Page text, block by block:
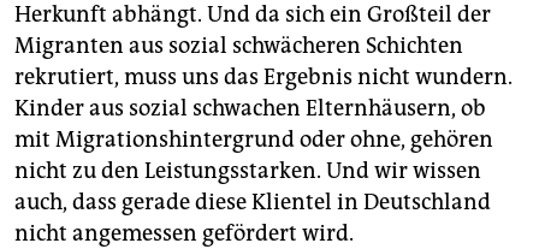
Herkunft abhängt. Und da sich ein Großteil der
Migranten aus sozial schwächeren Schichten
rekrutiert, muss uns das Ergebnis nicht wundern.
Kinder aus sozial schwachen Elternhäusern, ob
mit Migrationshintergrund oder ohne, gehören
nicht zu den Leistungsstarken. Und wir wissen
auch, dass gerade diese Klientel in Deutschland
nicht angemessen gefördert wird.